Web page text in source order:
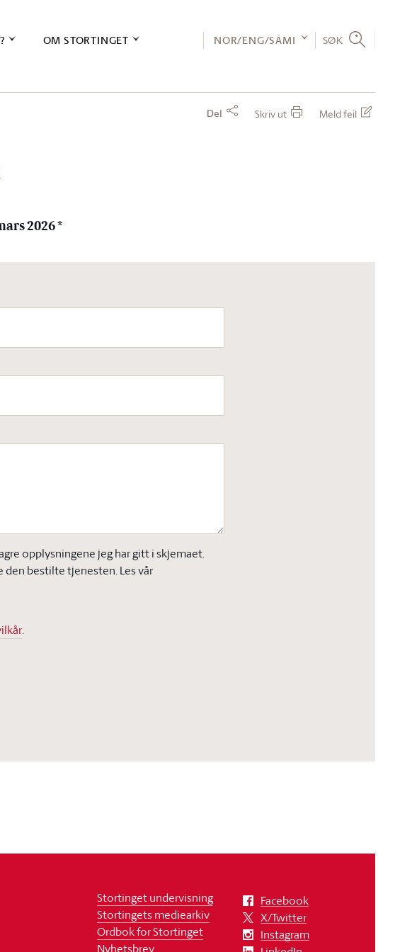
OM STORTINGET NOR/ENG/SÁMI SØK
Del Skriv ut Meld feil
2026 *
opplysningene jeg har gitt i skjemaet.
bestilte tjenesten. Les vår
.
Stortinget undervisning
Stortingets mediearkiv
Ordbok for Stortinget
Nyhetsbrev
Facebook
X/Twitter
Instagram